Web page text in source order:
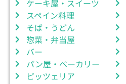
ケーキ屋・スイーツ
スペイン料理
そば・うどん
惣菜・弁当屋
バー
パン屋・ベーカリー
ピッツェリア